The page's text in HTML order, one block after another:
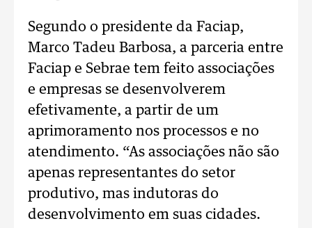
Segundo o presidente da Faciap,
Marco Tadeu Barbosa, a parceria entre
Faciap e Sebrae tem feito associações
e empresas se desenvolverem
efetivamente, a partir de um
aprimoramento nos processos e no
atendimento. “As associações não são
apenas representantes do setor
produtivo, mas indutoras do
desenvolvimento em suas cidades.